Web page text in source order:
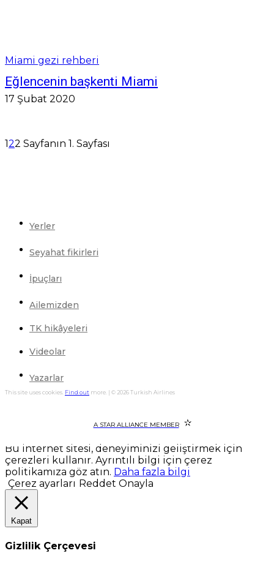
Miami gezi rehberi
Eğlencenin başkenti Miami
17 Şubat 2020
122 Sayfanın 1. Sayfası
Yerler
Seyahat fikirleri
İpuçları
Ailemizden
TK hikâyeleri
Videolar
Yazarlar
This site uses cookies. Find out more. | © 2026 Turkish Airlines
A STAR ALLIANCE MEMBER
Bu internet sitesi, deneyiminizi geliştirmek için
çerezleri kullanır. Ayrıntılı bilgi için çerez
politikamıza göz atın. Daha fazla bilgi
Çerez ayarları Reddet Onayla
Kapat
Gizlilik Çerçevesi